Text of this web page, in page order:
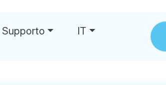
Supporto IT